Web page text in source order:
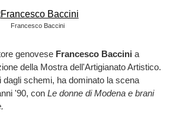
Francesco Baccini
genovese Francesco Baccini a
della Mostra dell'Artigianato Artistico.
dagli schemi, ha dominato la scena
'90, con Le donne di Modena e brani